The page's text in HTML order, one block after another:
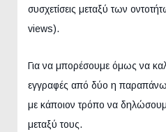
συσχετίσεις μεταξύ των
views).
Για να μπορέσουμε όμως να
εγγραφές από δύο η παραπάνω
με κάποιον τρόπο να
μεταξύ τους.